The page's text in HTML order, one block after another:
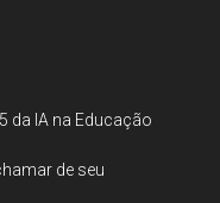
da IA na Educação
de seu